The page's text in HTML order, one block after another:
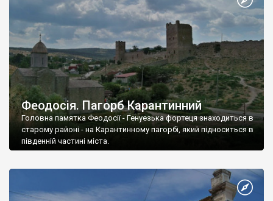
Феодосія. Пагорб Карантинний
Головна памятка Феодосії - Генуезька фортеця знаходиться в
старому районі - на Карантинному пагорбі, який підноситься в
південній частині міста.